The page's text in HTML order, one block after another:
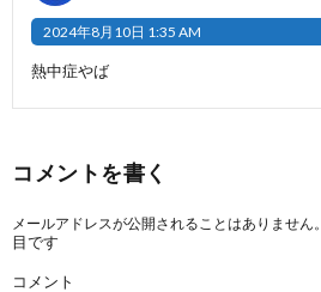
2024年8月10日 1:35 AM
熱中症やば
コメントを書く
メールアドレスが公開されることはありません。
目です
コメント